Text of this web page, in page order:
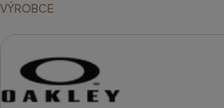
VÝROBCE